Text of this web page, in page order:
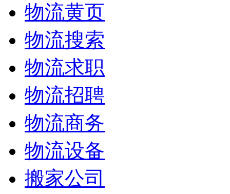
物流黄页
物流搜索
物流求职
物流招聘
物流商务
物流设备
搬家公司